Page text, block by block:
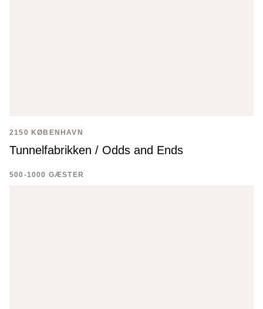
2150 KØBENHAVN
Tunnelfabrikken / Odds and Ends
500-1000 GÆSTER